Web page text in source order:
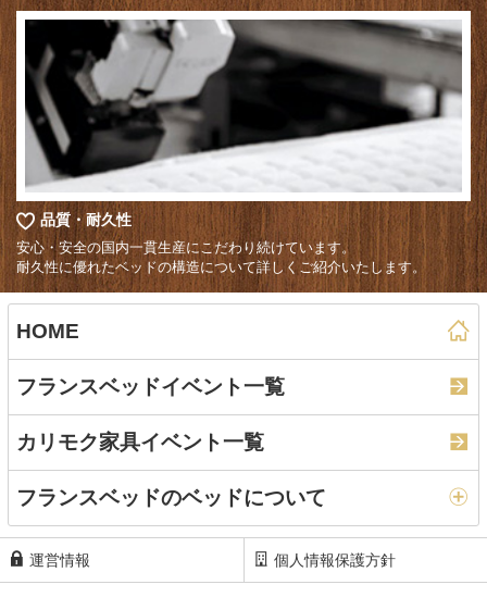
品質・耐久性
安心・安全の国内一貫生産にこだわり続けています。
耐久性に優れたベッドの構造について詳しくご紹介いたします。
HOME
フランスベッドイベント一覧
カリモク家具イベント一覧
フランスベッドのベッドについて
運営情報 個人情報保護方針